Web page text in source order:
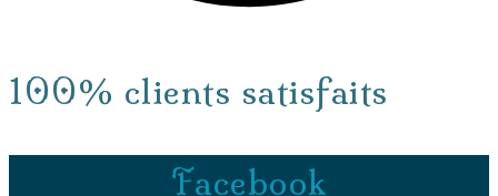
100% clients satisfaits
Facebook